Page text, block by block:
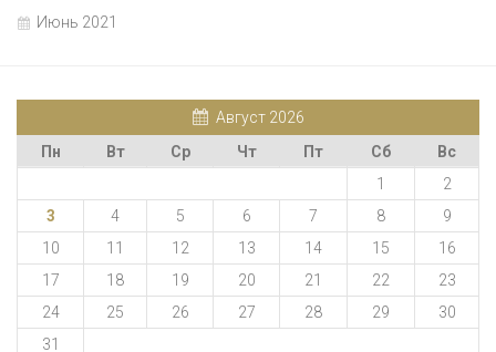
Июнь 2021
Август 2026
Пн
Вт Ср Чт Пт Сб
Вс
1
2
3
4 5 6 7 8
9
10
11 12 13 14 15
16
17
18 19 20 21 22
23
24
25 26 27 28 29
30
31